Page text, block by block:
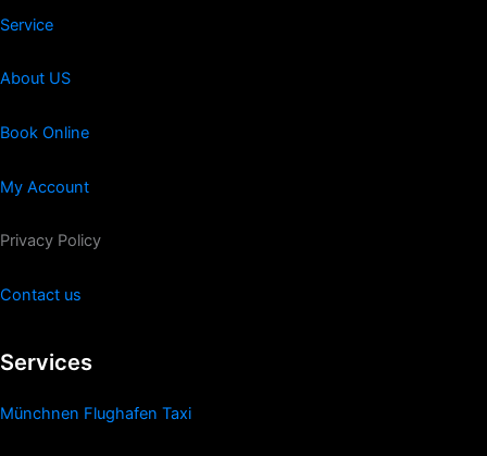
Service
About US
Book Online
My Account
Privacy Policy
Contact us
Services
Münchnen Flughafen Taxi